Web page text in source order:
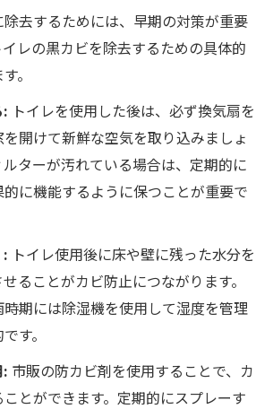
去するためには、早期の対策が重要
レの黒カビを除去するための具体的
。
トイレを使用した後は、必ず換気扇を
開けて新鮮な空気を取り込みましょ
ターが汚れている場合は、定期的に
に機能するように保つことが重要で
トイレ使用後に床や壁に残った水分を
ることがカビ防止につながります。
期には除湿機を使用して湿度を管理
す。
市販の防カビ剤を使用することで、カ
とができます。定期的にスプレーす